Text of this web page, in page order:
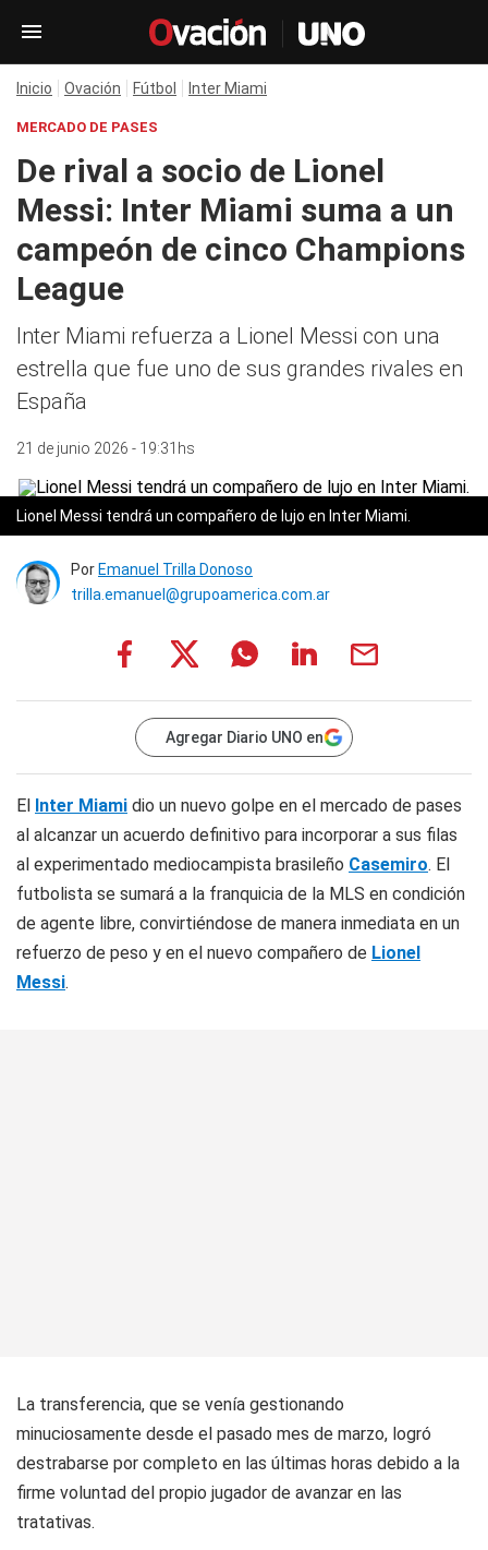
Inicio Ovación Fútbol Inter Miami
MERCADO DE PASES
De rival a socio de Lionel
Messi: Inter Miami suma a un
campeón de cinco Champions
League
Inter Miami refuerza a Lionel Messi con una
estrella que fue uno de sus grandes rivales en
España
21 de junio 2026 - 19:31hs
Lionel Messi tendrá un compañero de lujo en Inter Miami.
Por Emanuel Trilla Donoso
trilla.emanuel@grupoamerica.com.ar
Agregar Diario UNO en
El Inter Miami dio un nuevo golpe en el mercado de pases
al alcanzar un acuerdo definitivo para incorporar a sus filas
al experimentado mediocampista brasileño Casemiro. El
futbolista se sumará a la franquicia de la MLS en condición
de agente libre, convirtiéndose de manera inmediata en un
refuerzo de peso y en el nuevo compañero de Lionel
Messi.
La transferencia, que se venía gestionando
minuciosamente desde el pasado mes de marzo, logró
destrabarse por completo en las últimas horas debido a la
firme voluntad del propio jugador de avanzar en las
tratativas.